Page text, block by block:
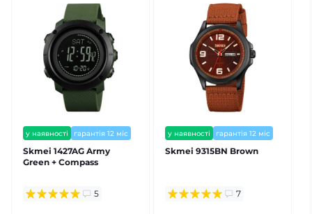
у наявності гарантія 12 міс
Skmei 1427AG Army
Green + Compass
5
у наявності гарантія 12 міс
Skmei 9315BN Brown
7